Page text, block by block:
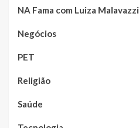
NA Fama com Luiza Malavazzi
Negócios
PET
Religião
Saúde